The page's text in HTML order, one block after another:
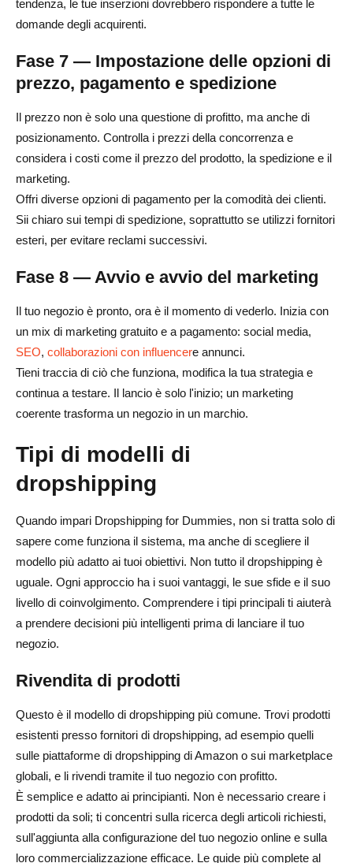
tendenza, le tue inserzioni dovrebbero rispondere a tutte le
domande degli acquirenti.
Fase 7 — Impostazione delle opzioni di
prezzo, pagamento e spedizione
Il prezzo non è solo una questione di profitto, ma anche di
posizionamento. Controlla i prezzi della concorrenza e
considera i costi come il prezzo del prodotto, la spedizione e il
marketing.
Offri diverse opzioni di pagamento per la comodità dei clienti.
Sii chiaro sui tempi di spedizione, soprattutto se utilizzi fornitori
esteri, per evitare reclami successivi.
Fase 8 — Avvio e avvio del marketing
Il tuo negozio è pronto, ora è il momento di vederlo. Inizia con
un mix di marketing gratuito e a pagamento: social media,
SEO, collaborazioni con influencere annunci.
Tieni traccia di ciò che funziona, modifica la tua strategia e
continua a testare. Il lancio è solo l'inizio; un marketing
coerente trasforma un negozio in un marchio.
Tipi di modelli di
dropshipping
Quando impari Dropshipping for Dummies, non si tratta solo di
sapere come funziona il sistema, ma anche di scegliere il
modello più adatto ai tuoi obiettivi. Non tutto il dropshipping è
uguale. Ogni approccio ha i suoi vantaggi, le sue sfide e il suo
livello di coinvolgimento. Comprendere i tipi principali ti aiuterà
a prendere decisioni più intelligenti prima di lanciare il tuo
negozio.
Rivendita di prodotti
Questo è il modello di dropshipping più comune. Trovi prodotti
esistenti presso fornitori di dropshipping, ad esempio quelli
sulle piattaforme di dropshipping di Amazon o sui marketplace
globali, e li rivendi tramite il tuo negozio con profitto.
È semplice e adatto ai principianti. Non è necessario creare i
prodotti da soli; ti concentri sulla ricerca degli articoli richiesti,
sull'aggiunta alla configurazione del tuo negozio online e sulla
loro commercializzazione efficace. Le guide più complete al